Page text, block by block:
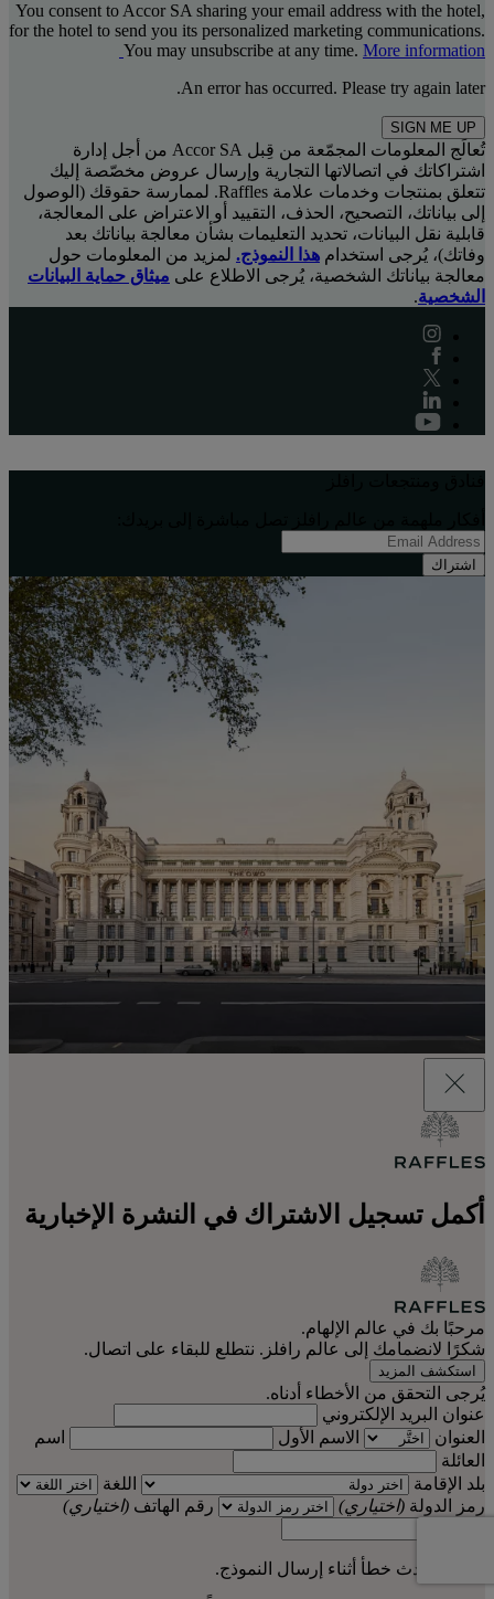
You consent to Accor SA sharing your email address with the hotel,
for the hotel to send you its personalized marketing communications.
You may unsubscribe at any time. More information
An error has occurred. Please try again later.
SIGN ME UP
تُعالَج المعلومات المجمّعة من قِبل Accor SA من أجل إدارة
اشتراكاتك في اتصالاتها التجارية وإرسال عروض مخصّصة إليك
تتعلق بمنتجات وخدمات علامة Raffles. لممارسة حقوقك (الوصول
إلى بياناتك، التصحيح، الحذف، التقييد أو الاعتراض على المعالجة،
قابلية نقل البيانات، تحديد التعليمات بشأن معالجة بياناتك بعد
وفاتك)، يُرجى استخدام هذا النموذج. لمزيد من المعلومات حول
معالجة بياناتك الشخصية، يُرجى الاطلاع على ميثاق حماية البيانات
الشخصية.
اشتراك
أكمل تسجيل الاشتراك في النشرة الإخبارية
مرحبًا بك في عالم الإلهام.
شكرًا لانضمامك إلى عالم رافلز. نتطلع للبقاء على اتصال.
استكشف المزيد
يُرجى التحقق من الأخطاء أدناه.
عنوان البريد الإلكتروني
العنوان
الاسم الأول
اسم
العائلة
بلد الإقامة
اللغة
رمز الدولة (اختياري) رقم الهاتف (اختياري)
نأسف، حدث خطأ أثناء إرسال النموذج.